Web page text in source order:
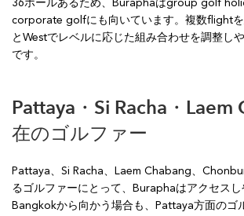
36ホールあるため、Buraphaはgroup golf
corporate golfにも向いています。複数flight
とWestでレベルに応じた組み合わせを調整し
です。
Pattaya・Si Racha・Laem
在のゴルファー
Pattaya、Si Racha、Laem Chabang、
るゴルファーにとって、Buraphaはアクセスし
Bangkokから向かう場合も、Pattaya方面のゴ